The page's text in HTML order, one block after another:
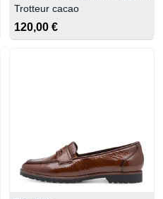
Trotteur cacao
120,00 €